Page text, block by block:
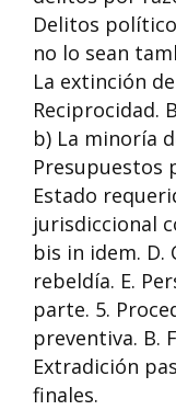
Delitos
no lo sean
La extinción
Reciprocidad.
b) La minoría
Presupuestos
Estado
jurisdiccional
bis in idem. D.
rebeldía. E.
parte. 5.
preventiva. B.
Extradición
finales.